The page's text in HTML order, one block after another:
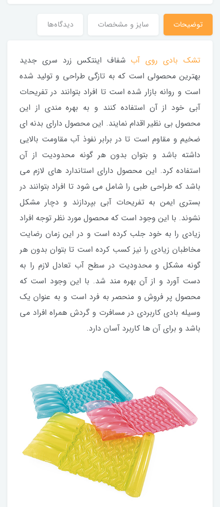
توضیحات سایز و مشخصات دیدگاه‌ها
تشک بادی روی آب شفاف اینتکس زرد سری جدید
بهترین محصولی است که به تازگی طراحی و تولید شده
است و روانه بازار شده است تا افراد بتوانند در تفریحات
آبی خود از آن استفاده کنند و به بهره مندی از این
محصول بی نظیر اقدام نمایند. این محصول دارای بدنه ای
ضخیم و مقاوم است تا در برابر نفوذ آب مقاومت بالایی
داشته باشد و بتوان بدون هر گونه محدودیت از آن
استفاده کرد. این محصول دارای استاندارد های لازم می
باشد که طراحی طبی را شامل می شود تا افراد بتوانند در
بستری ایمن به تفریحات آبی بپردازند و دچار مشکل
نشوند. با این وجود است که محصول مورد نظر توجه افراد
زیادی را به خود جلب کرده است و در این زمان رضایت
مخاطبان زیادی را نیز کسب کرده است تا بتوان بدون هر
گونه مشکل و محدودیت در سطح آب تعادل لازم را به
دست آورد و از آن بهره مند شد. با این وجود است که
محصول پر فروش و منحصر به فرد است و به عنوان یک
وسیله بادی کاربردی در مسافرت و گردش همراه افراد می
باشد و برای آن ها کاربرد آسان دارد.